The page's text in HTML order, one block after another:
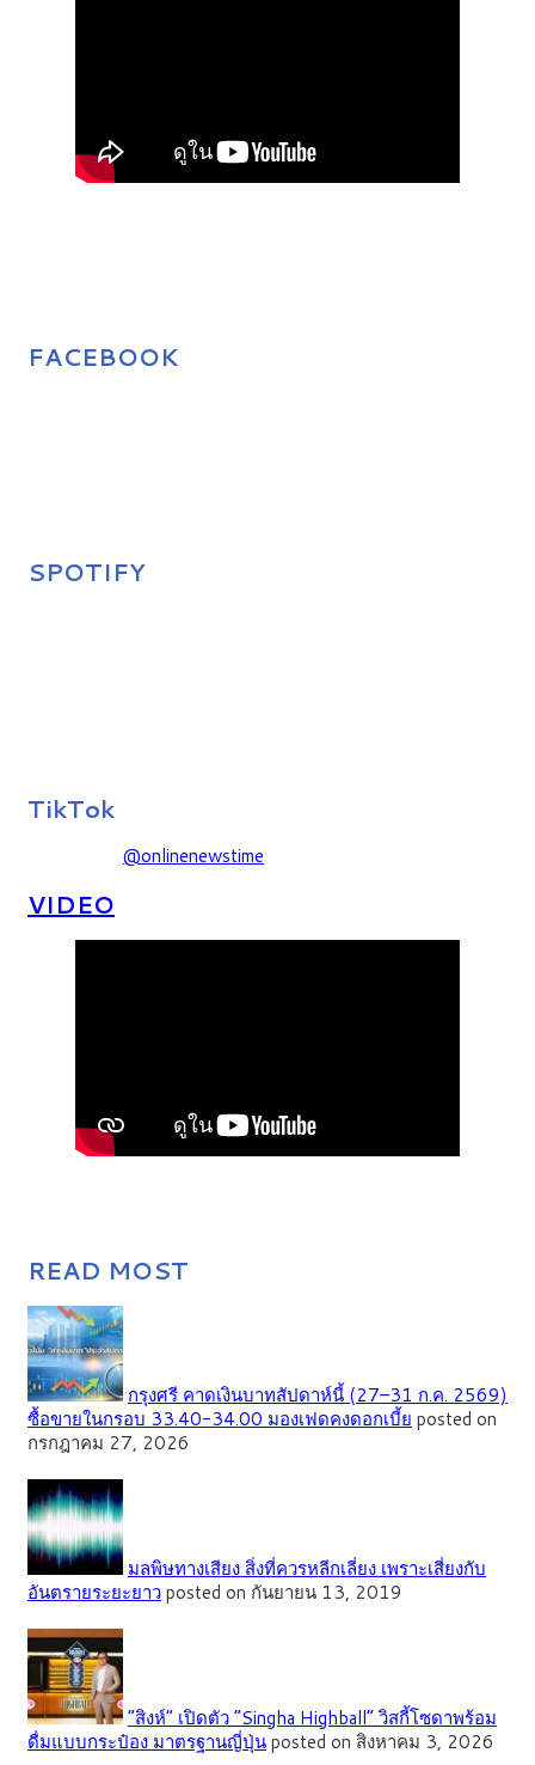
FACEBOOK
SPOTIFY
TikTok
@onlinenewstime
VIDEO
READ MOST
กรุงศรี คาดเงินบาทสัปดาห์นี้ (27–31 ก.ค. 2569)
ซื้อขายในกรอบ 33.40-34.00 มองเฟดคงดอกเบี้ย posted on
กรกฎาคม 27, 2026
มลพิษทางเสียง สิ่งที่ควรหลีกเลี่ยง เพราะเสี่ยงกับ
อันตรายระยะยาวposted on กันยายน 13, 2019
“สิงห์” เปิดตัว “Singha Highball” วิสกี้โซดาพร้อม
ดื่มแบบกระป๋อง มาตรฐานญี่ปุ่นposted on สิงหาคม 3, 2026